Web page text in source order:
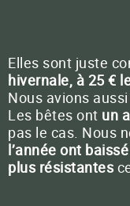
Elles sont juste
hivernale, à 25 €
Nous avions
Les bêtes ont un
pas le cas. Nous
l’année ont baissé
plus résistantes